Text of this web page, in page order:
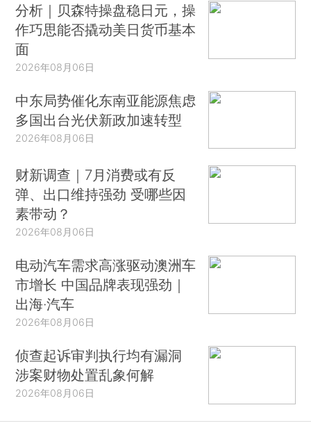
分析｜贝森特操盘稳日元，操
作巧思能否撬动美日货币基本
面
2026年08月06日
中东局势催化东南亚能源焦虑
多国出台光伏新政加速转型
2026年08月06日
财新调查｜7月消费或有反
弹、出口维持强劲 受哪些因
素带动？
2026年08月06日
电动汽车需求高涨驱动澳洲车
市增长 中国品牌表现强劲｜
出海·汽车
2026年08月06日
侦查起诉审判执行均有漏洞
涉案财物处置乱象何解
2026年08月06日